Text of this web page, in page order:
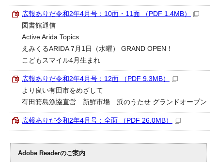
広報ありだ令和2年4月号：10面・11面 （PDF 1.4MB）
図書館通信
Active Arida Topics
えみくるARIDA 7月1日（水曜） GRAND OPEN！
こどもスマイル4月生まれ
広報ありだ令和2年4月号：12面 （PDF 9.3MB）
より良い有田市をめざして
有田箕島漁協直営 新鮮市場 浜のうたせ グランドオープン
広報ありだ令和2年4月号：全面 （PDF 26.0MB）
Adobe Readerのご案内